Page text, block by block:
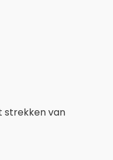
strekken van